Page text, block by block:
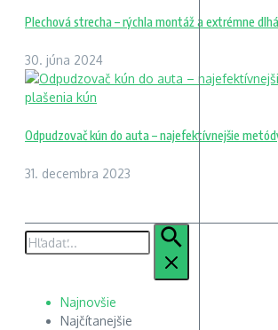
Plechová strecha – rýchla montáž a extrémne
30. júna 2024
Odpudzovač kún do auta – najefektívnejšie
31. decembra 2023
Hľadať:
Najnovšie
Najčítanejšie